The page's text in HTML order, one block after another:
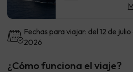
Fechas para viajar: del 12 de
2026
¿Cómo funciona el viaje?